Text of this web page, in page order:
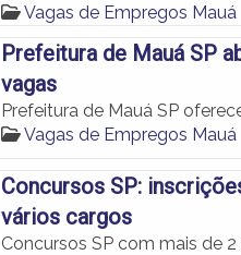
Vagas de Empregos Mauá
Prefeitura de Mauá SP
vagas
Prefeitura de Mauá SP
Vagas de Empregos Mauá
Concursos SP:
vários cargos
Concursos SP com mais de